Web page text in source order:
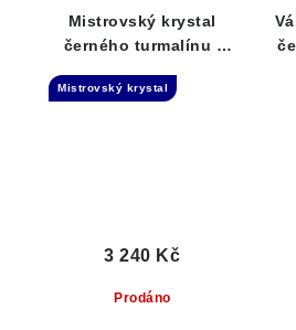
Mistrovský krystal
černého turmalínu /
Přívěsek
Mistrovský krystal
Prodáno
3 240 Kč